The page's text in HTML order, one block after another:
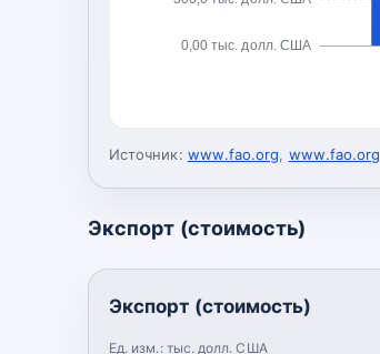
0,00 тыс. долл. США
Источник: www.fao.org, www.fao.org
Экспорт (стоимость)
Экспорт (стоимость)
Ед. изм.: тыс. долл. США